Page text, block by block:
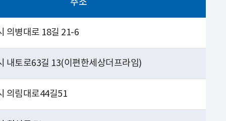
주소
의병대로 18길 21-6
내토로63길 13(이편한세상더프라임)
의림대로44길51